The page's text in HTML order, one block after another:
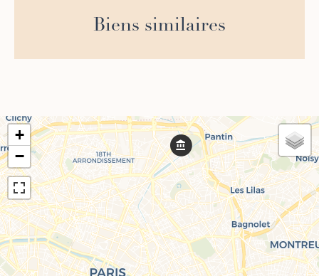
Biens similaires
+
−